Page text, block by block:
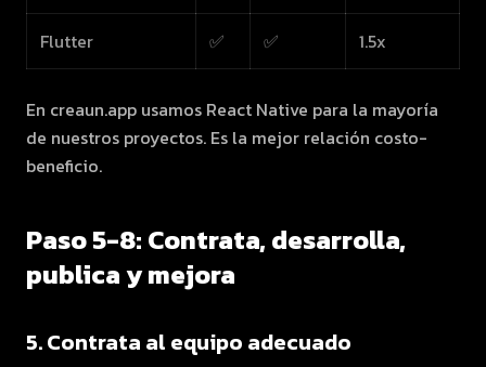
Flutter ✅ ✅ 1.5x
En creaun.app usamos React Native para la mayoría
de nuestros proyectos. Es la mejor relación costo-
beneficio.
Paso 5-8: Contrata, desarrolla,
publica y mejora
5. Contrata al equipo adecuado